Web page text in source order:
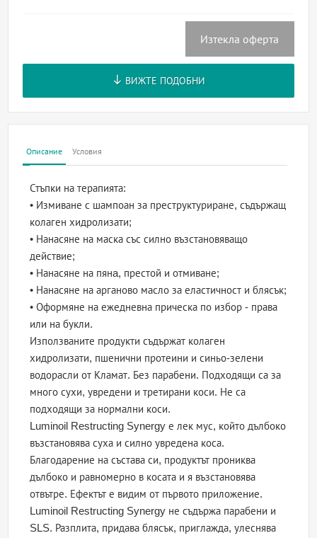
Изтекла оферта
ВИЖТЕ ПОДОБНИ
Описание Условия
Стъпки на терапията:
• Измиване с шампоан за преструктуриране, съдържащ
колаген хидролизати;
• Нанасяне на маска със силно възстановяващо
действие;
• Нанасяне на пянa, престой и отмиване;
• Нанасяне на арганово масло за еластичност и блясък;
• Оформяне на ежедневна прическа по избор - права
или на букли.
Използваните продукти съдържат колаген
хидролизати, пшенични протеини и синьо-зелени
водорасли от Кламат. Без парабени. Подходящи са за
много сухи, увредени и третирани коси. Не са
подходящи за нормални коси.
Luminoil Restructing Synergy е лек мус, който дълбоко
възстановява суха и силно увредена коса.
Благодарение на състава си, продуктът прониква
дълбоко и равномерно в косата и я възстановява
отвътре. Ефектът е видим от първото приложение.
Luminoil Restructing Synergy не съдържа парабени и
SLS. Разплита, придава блясък, приглажда, улеснява